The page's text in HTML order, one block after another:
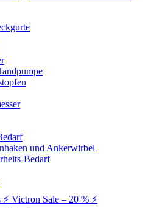
und Ankerwirbel
Bedarf
Victron Sale – 20 % ⚡